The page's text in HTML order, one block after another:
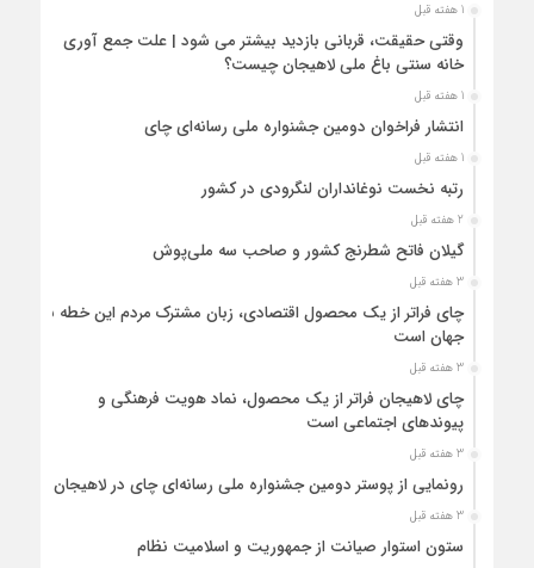
1 هفته قبل
وقتی حقیقت، قربانی بازدید بیشتر می شود | علت جمع آوری
خانه سنتی باغ ملی لاهیجان چیست؟
1 هفته قبل
انتشار فراخوان دومین جشنواره ملی رسانه‌ای چای
1 هفته قبل
رتبه نخست نوغانداران لنگرودی در کشور
2 هفته قبل
گیلان فاتح شطرنج کشور و صاحب سه ملی‌پوش
3 هفته قبل
چای فراتر از یک محصول اقتصادی، زبان مشترک مردم این خطه با
جهان است
3 هفته قبل
چای لاهیجان فراتر از یک محصول، نماد هویت فرهنگی و
پیوندهای اجتماعی است
3 هفته قبل
رونمایی از پوستر دومین جشنواره ملی رسانه‌ای چای در لاهیجان
3 هفته قبل
ستون استوار صیانت از جمهوریت و اسلامیت نظام